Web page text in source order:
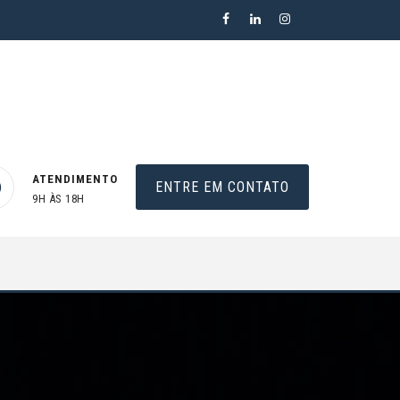
ATENDIMENTO
9H ÀS 18H
ENTRE EM CONTATO